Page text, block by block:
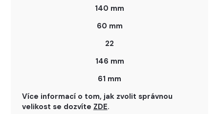
140 mm
60 mm
22
146 mm
61 mm
Více informací o tom, jak zvolit správnou
velikost se dozvíte ZDE.